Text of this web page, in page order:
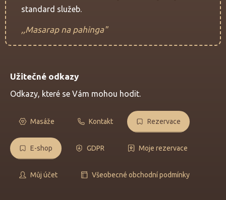
standard služeb.
,,Masarap na pahinga"
Užitečné odkazy
Odkazy, které se Vám mohou hodit.
Masáže Kontakt Rezervace
E-shop GDPR Moje rezervace
Můj účet Všeobecné obchodní podmínky